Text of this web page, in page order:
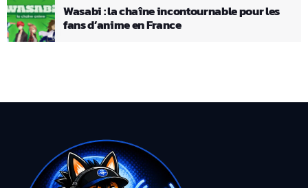
Wasabi : la chaîne incontournable pour les
fans d’anime en France